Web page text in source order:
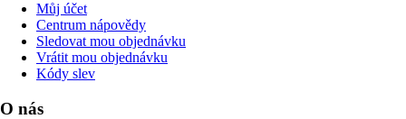
Můj účet
Centrum nápovědy
Sledovat mou objednávku
Vrátit mou objednávku
Kódy slev
O nás